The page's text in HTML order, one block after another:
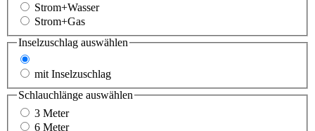
Strom+Wasser
Strom+Gas
Inselzuschlag auswählen
mit Inselzuschlag
Schlauchlänge auswählen
3 Meter
6 Meter